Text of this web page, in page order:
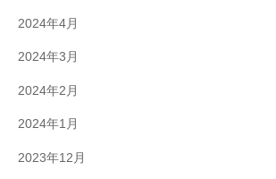
2024年4月
2024年3月
2024年2月
2024年1月
2023年12月